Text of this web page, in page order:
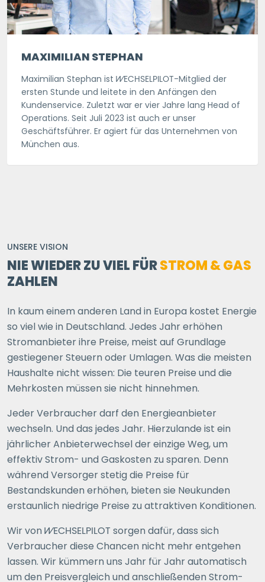
MAXIMILIAN STEPHAN
Maximilian Stephan ist WECHSELPILOT-Mitglied der
ersten Stunde und leitete in den Anfängen den
Kundenservice. Zuletzt war er vier Jahre lang Head of
Operations. Seit Juli 2023 ist auch er unser
Geschäftsführer. Er agiert für das Unternehmen von
München aus.
UNSERE VISION
NIE WIEDER ZU VIEL FÜRSTROM & GAS
ZAHLEN
In kaum einem anderen Land in Europa kostet Energie
so viel wie in Deutschland. Jedes Jahr erhöhen
Stromanbieter ihre Preise, meist auf Grundlage
gestiegener Steuern oder Umlagen. Was die meisten
Haushalte nicht wissen: Die teuren Preise und die
Mehrkosten müssen sie nicht hinnehmen.
Jeder Verbraucher darf den Energieanbieter
wechseln. Und das jedes Jahr. Hierzulande ist ein
jährlicher Anbieterwechsel der einzige Weg, um
effektiv Strom- und Gaskosten zu sparen. Denn
während Versorger stetig die Preise für
Bestandskunden erhöhen, bieten sie Neukunden
erstaunlich niedrige Preise zu attraktiven Konditionen.
Wir vonWECHSELPILOT sorgen dafür, dass sich
Verbraucher diese Chancen nicht mehr entgehen
lassen. Wir kümmern uns Jahr für Jahr automatisch
um den Preisvergleich und anschließenden Strom-